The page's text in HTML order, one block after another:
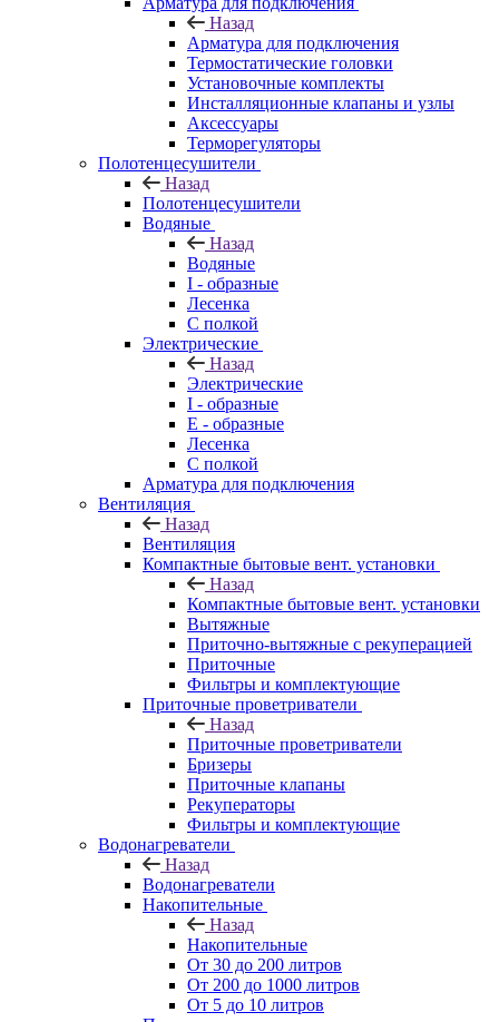
Назад
Арматура для подключения
Термостатические головки
Установочные комплекты
Инсталляционные клапаны и узлы
Аксессуары
Терморегуляторы
Полотенцесушители
Назад
Полотенцесушители
Водяные
Назад
Водяные
I - образные
Лесенка
С полкой
Электрические
Назад
Электрические
I - образные
E - образные
Лесенка
С полкой
Арматура для подключения
Вентиляция
Назад
Вентиляция
Компактные бытовые вент. установки
Назад
Компактные бытовые вент. установки
Вытяжные
Приточно-вытяжные с рекуперацией
Приточные
Фильтры и комплектующие
Приточные проветриватели
Назад
Приточные проветриватели
Бризеры
Приточные клапаны
Рекуператоры
Фильтры и комплектующие
Водонагреватели
Назад
Водонагреватели
Накопительные
Назад
Накопительные
От 30 до 200 литров
От 200 до 1000 литров
От 5 до 10 литров